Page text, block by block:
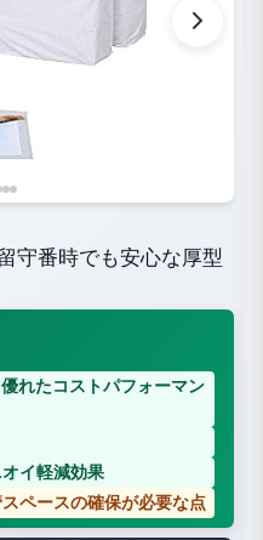
守番時でも安心な厚型
れたコストパフォーマン
イ軽減効果
ペースの確保が必要な点